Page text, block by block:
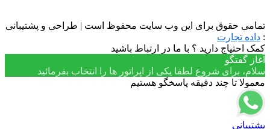
تمامی حقوق برای این وب سایت محفوظ است | طراحی و پشتیبانی
: داده تجارت
کمک احتیاج دارید ؟ با ما در ارتباط باشید
آغاز گفتگو
سلام، برای شروع لطفا یکی از اپراتور ها را انتخاب بفرمائید
معمولا تا چند دقیقه پاسخگو هستیم
پشتیبانی